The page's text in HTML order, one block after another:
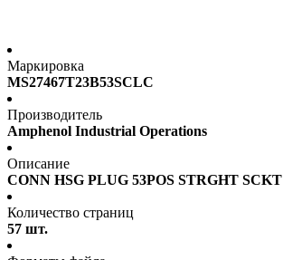
Маркировка
MS27467T23B53SCLC
Производитель
Amphenol Industrial Operations
Описание
CONN HSG PLUG 53POS STRGHT SCKT
Количество страниц
57 шт.